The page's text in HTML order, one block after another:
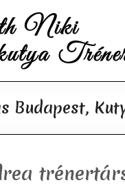
Budapest,